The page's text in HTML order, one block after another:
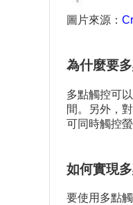
圖片來源：
為什麼要
多點觸控可
間。另外，
可同時觸控
如何實現
要使用多點